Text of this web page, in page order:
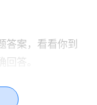
答案，看看你到
答。